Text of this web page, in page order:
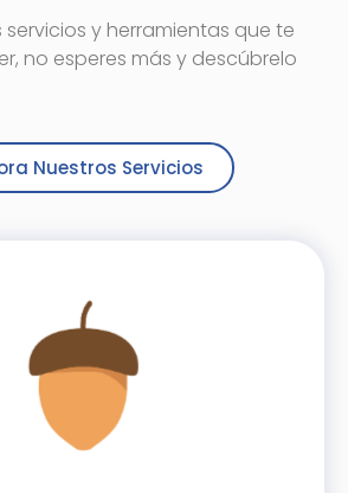
y herramientas que te
no esperes más y descúbrelo
Nuestros Servicios